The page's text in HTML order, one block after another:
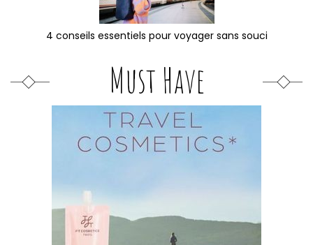
4 conseils essentiels pour voyager sans souci
Must Have